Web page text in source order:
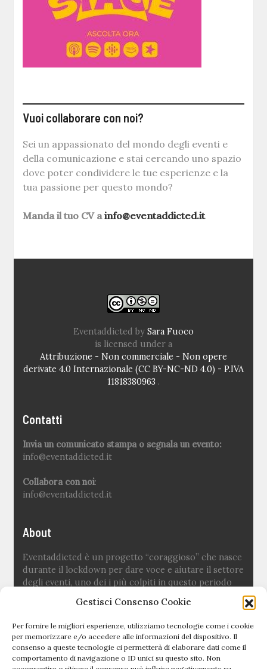
Gestisci Consenso Cookie
Per fornire le migliori esperienze, utilizziamo tecnologie come i cookie
per memorizzare e/o accedere alle informazioni del dispositivo. Il
consenso a queste tecnologie ci permetterà di elaborare dati come il
comportamento di navigazione o ID unici su questo sito. Non
Vuoi collaborare con noi?
Sei un appassionato del mondo degli eventi e
della comunicazione e stai cercando uno spazio
dove poter condividere le tue esperienze e la
tua passione per questo mondo?
Manda il tuo CV ainfo@eventaddicted.it
Eventaddicted by Sara Fuoco
is licensed under a
Attribuzione - Non commerciale - Non opere
derivate 4.0 Internazionale (CC BY-NC-ND 4.0) - P.IVA
11818380963 .
Contatti
Invia un comunicato stampa o segnala un evento:
info@eventaddicted.it
Collabora con noi:
info@eventaddicted.it
About
Eventaddicted è un progetto “coraggioso” che nasce
durante il lockdown per dare voce e aiutare il settore
degli eventi, uno dei i più colpiti in questo periodo
Ideato e fondato da Sara Fuoco
Quick links